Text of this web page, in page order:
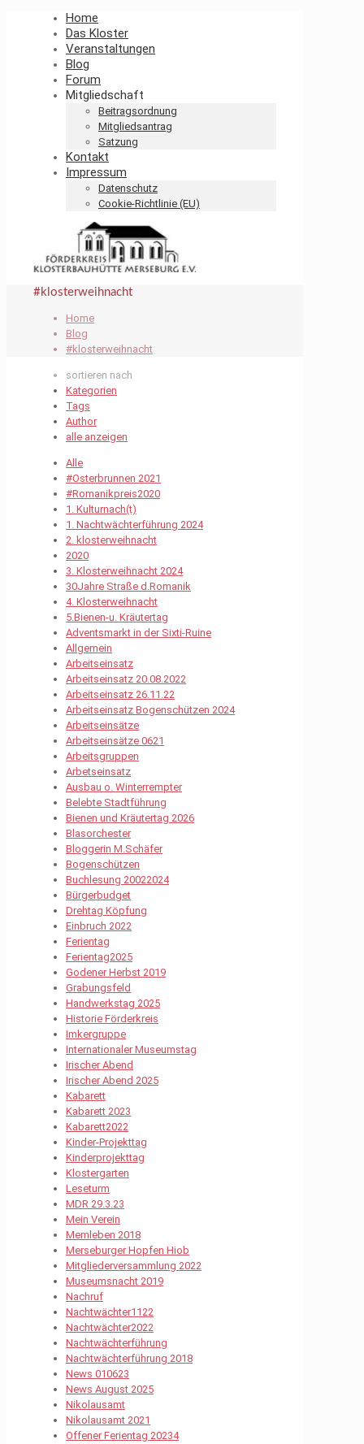
Home
Das Kloster
Veranstaltungen
Blog
Forum
Mitgliedschaft
Beitragsordnung
Mitgliedsantrag
Satzung
Kontakt
Impressum
Datenschutz
Cookie-Richtlinie (EU)
#klosterweihnacht
Home
Blog
#klosterweihnacht
sortieren nach
Kategorien
Tags
Author
alle anzeigen
Alle
#Osterbrunnen 2021
#Romanikpreis2020
1. Kulturnach(t)
1. Nachtwächterführung 2024
2. klosterweihnacht
2020
3. Klosterweihnacht 2024
30Jahre Straße d.Romanik
4. Klosterweihnacht
5.Bienen-u. Kräutertag
Adventsmarkt in der Sixti-Ruine
Allgemein
Arbeitseinsatz
Arbeitseinsatz 20.08.2022
Arbeitseinsatz 26.11.22
Arbeitseinsatz Bogenschützen 2024
Arbeitseinsätze
Arbeitseinsätze 0621
Arbeitsgruppen
Arbetseinsatz
Ausbau o. Winterrempter
Belebte Stadtführung
Bienen und Kräutertag 2026
Blasorchester
Bloggerin M.Schäfer
Bogenschützen
Buchlesung 20022024
Bürgerbudget
Drehtag Köpfung
Einbruch 2022
Ferientag
Ferientag2025
Godener Herbst 2019
Grabungsfeld
Handwerkstag 2025
Historie Förderkreis
Imkergruppe
Internationaler Museumstag
Irischer Abend
Irischer Abend 2025
Kabarett
Kabarett 2023
Kabarett2022
Kinder-Projekttag
Kinderprojekttag
Klostergarten
Leseturm
MDR 29.3.23
Mein Verein
Memleben 2018
Merseburger Hopfen Hiob
Mitgliederversammlung 2022
Museumsnacht 2019
Nachruf
Nachtwächter1122
Nachtwächter2022
Nachtwächterführung
Nachtwächterführung 2018
News 010623
News August 2025
Nikolausamt
Nikolausamt 2021
Offener Ferientag 20234